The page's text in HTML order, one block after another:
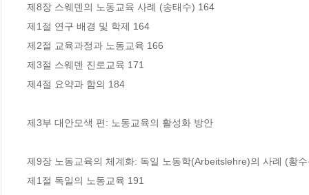
제8장 스웨덴의 노동교육 사례 (송태수) 164
제1절 연구 배경 및 학제 164
제2절 교육과정과 노동교육 166
제3절 스웨덴 진로교육 171
제4절 요약과 함의 184
제3부 대안모색 편: 노동교육의 활성화 방안
제9장 노동교육의 체계화: 독일 노동학(Arbeitslehre)의 사례 (황
제1절 독일의 노동교육 191